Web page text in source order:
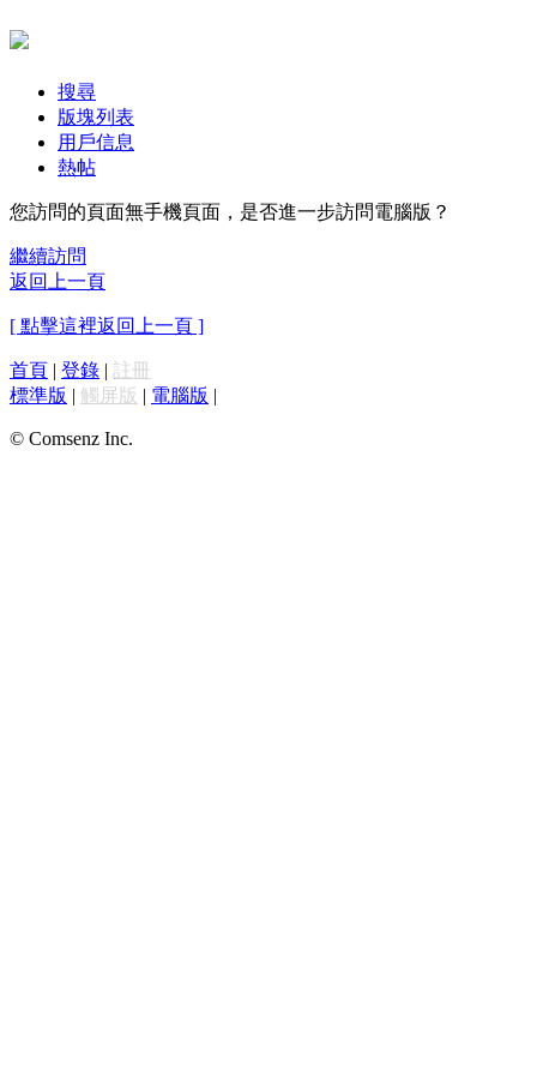
搜尋
版塊列表
用戶信息
熱帖
您訪問的頁面無手機頁面，是否進一步訪問電腦版？
繼續訪問
返回上一頁
[ 點擊這裡返回上一頁 ]
首頁 | 登錄 | 註冊
標準版 | 觸屏版 | 電腦版 |
© Comsenz Inc.